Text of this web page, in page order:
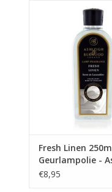
De geur van frisse
wapperend in een
Subtiele aloë,
lavendel en citrus
een nostalgische
TOEVOEGEN AAN
Fresh Linen
Geurlampolie -
& Burwood
€8,95